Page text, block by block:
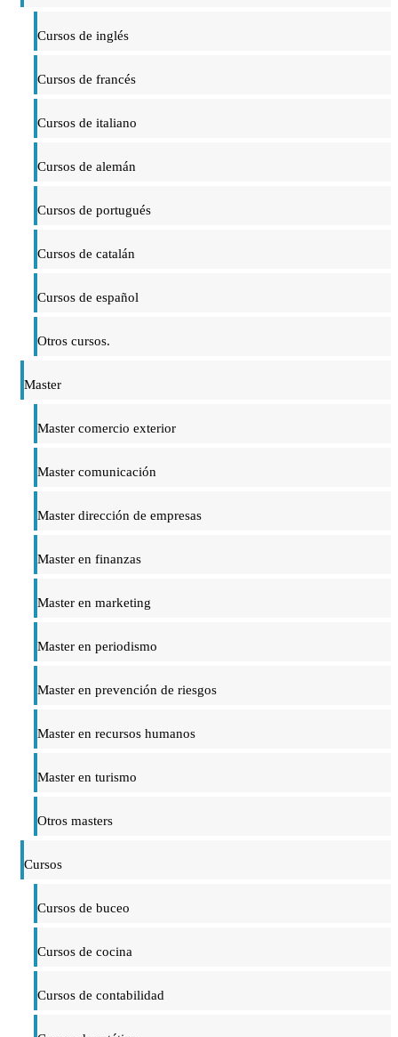
Cursos de inglés
Cursos de francés
Cursos de italiano
Cursos de alemán
Cursos de portugués
Cursos de catalán
Cursos de español
Otros cursos.
Master
Master comercio exterior
Master comunicación
Master dirección de empresas
Master en finanzas
Master en marketing
Master en periodismo
Master en prevención de riesgos
Master en recursos humanos
Master en turismo
Otros masters
Cursos
Cursos de buceo
Cursos de cocina
Cursos de contabilidad